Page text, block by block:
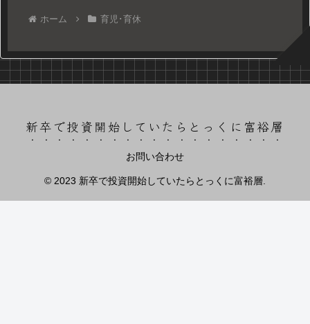
ホーム 育児･育休
新卒で投資開始していたらとっくに富裕層
お問い合わせ
© 2023 新卒で投資開始していたらとっくに富裕層.